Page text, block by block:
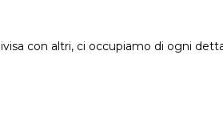
con altri, ci occupiamo di ogni